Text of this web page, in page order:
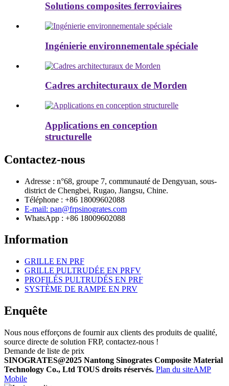
Solutions composites ferroviaires
Ingénierie environnementale spéciale
Cadres architecturaux de Morden
Applications en conception
structurelle
Contactez-nous
Adresse : n°68, groupe 7, communauté de Dengyuan, sous-
district de Chengbei, Rugao, Jiangsu, Chine.
Téléphone : +86 18009602088
E-mail: pan@frpsinogrates.com
WhatsApp : +86 18009602088
Information
GRILLE EN PRF
GRILLE PULTRUDÉE EN PRFV
PROFILÉS PULTRUDÉS EN PRF
SYSTÈME DE RAMPE EN PRV
Enquête
Nous nous efforçons de fournir aux clients des produits de qualité,
source directe de solution FRP, contactez-nous !
Demande de liste de prix
SINOGRATES@2025 Nantong Sinogrates Composite Material
Technology Co., Ltd TOUS droits réservés. Plan du siteAMP
Mobile